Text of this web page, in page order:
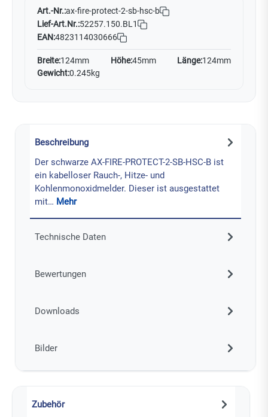
Art.-Nr.:ax-fire-protect-2-sb-hsc-b
Lief-Art.Nr.:52257.150.BL1
EAN:4823114030666
Breite:124mm Höhe:45mm Länge:124mm
Gewicht:0.245kg
Beschreibung
Der schwarze AX-FIRE-PROTECT-2-SB-HSC-B ist
ein kabelloser Rauch-, Hitze- und
Kohlenmonoxidmelder. Dieser ist ausgestattet
mit… Mehr
Technische Daten
Bewertungen
Downloads
Bilder
Zubehör